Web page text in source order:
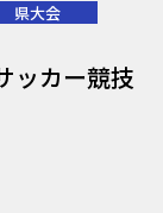
県大会
ッカー競技